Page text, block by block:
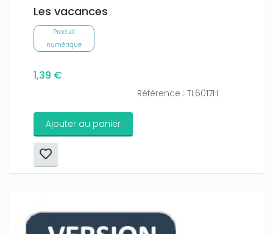
Les vacances
Produit
numérique
1,39 €
Référence : TL6017H
Ajouter au panier